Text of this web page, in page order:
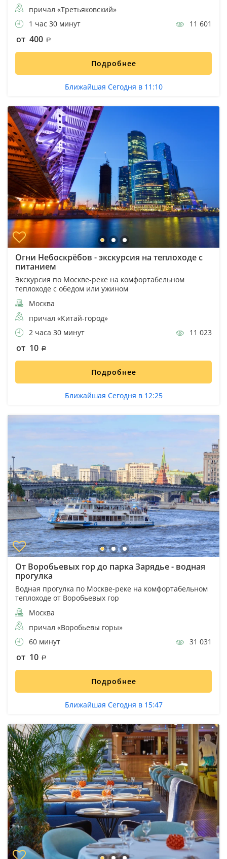
причал «Третьяковский»
1 час 30 минут
11 601
от 400
Подробнее
Ближайшая Сегодня в 11:10
Огни Небоскрёбов - экскурсия на теплоходе с
питанием
Экскурсия по Москве-реке на комфортабельном
теплоходе с обедом или ужином
Москва
причал «Китай-город»
2 часа 30 минут
11 023
от 10
Подробнее
Ближайшая Сегодня в 12:25
От Воробьевых гор до парка Зарядье - водная
прогулка
Водная прогулка по Москве-реке на комфортабельном
теплоходе от Воробьевых гор
Москва
причал «Воробьевы горы»
60 минут
31 031
от 10
Подробнее
Ближайшая Сегодня в 15:47